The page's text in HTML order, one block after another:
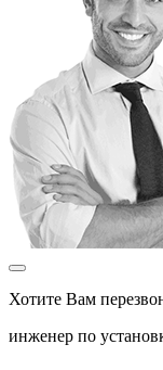
Хотите Вам
инженер по